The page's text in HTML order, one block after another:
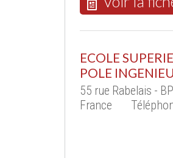
ECOLE
POLE
55 rue Rabelais -
France